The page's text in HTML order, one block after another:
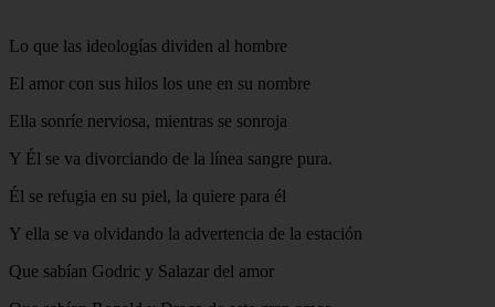
Lo que las ideologías dividen al hombre
El amor con sus hilos los une en su nombre
Ella sonríe nerviosa, mientras se sonroja
Y Él se va divorciando de la línea sangre pura.
Él se refugia en su piel, la quiere para él
Y ella se va olvidando la advertencia de la estación
Que sabían Godric y Salazar del amor